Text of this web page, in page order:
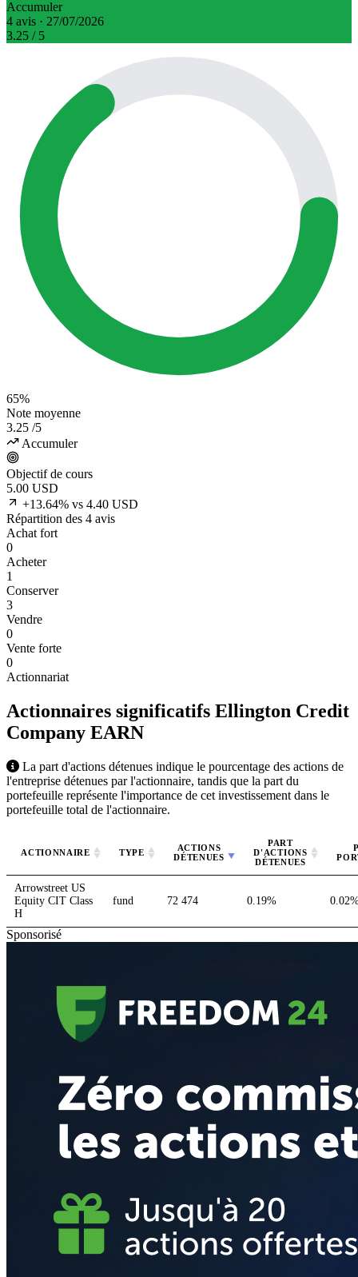
Accumuler
4 avis · 27/07/2026
3.25 / 5
65%
Note moyenne
3.25 /5
Accumuler
Objectif de cours
5.00 USD
+13.64% vs 4.40 USD
Répartition des 4 avis
Achat fort
0
Acheter
1
Conserver
3
Vendre
0
Vente forte
0
Actionnariat
Actionnaires significatifs Ellington Credit
Company EARN
La part d'actions détenues indique le pourcentage des actions de
l'entreprise détenues par l'actionnaire, tandis que la part du
portefeuille représente l'importance de cet investissement dans le
portefeuille total de l'actionnaire.
ACTIONNAIRE TYPE
ACTIONS
DÉTENUES
PART
D'ACTIONS
DÉTENUES
Arrowstreet US
Equity CIT Class
H
fund 72 474 0.19%
Sponsorisé